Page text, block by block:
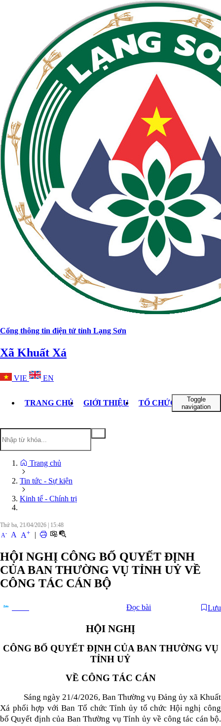
Cổng thông tin điện tử tỉnh Lạng Sơn
Xã Khuất Xá
VIE EN
TRANG CHỦ GIỚI THIỆU TỔ CHỨC BỘ MÁY
Toggle
navigation
Trang chủ
Tin tức - Sự kiện
Kinh tế - Chính trị
Thứ ba, 21/04/2026
15:48
A- A A+ |
HỘI NGHỊ CÔNG BỐ QUYẾT ĐỊNH
CỦA BAN THƯỜNG VỤ TỈNH UỶ VỀ
CÔNG TÁC CÁN BỘ
Đọc bài Lưu
HỘI NGHỊ
CÔNG BỐ QUYẾT ĐỊNH CỦA BAN THƯỜNG VỤ
TỈNH UỶ
VỀ CÔNG TÁC CÁN
Sáng ngày 21/4/2026, Ban Thường vụ Đảng ủy xã Khuất
Xá phối hợp với Ban Tổ chức Tỉnh ủy tổ chức Hội nghị công
bố Quyết định của Ban Thường vụ Tỉnh ủy về công tác cán bộ.